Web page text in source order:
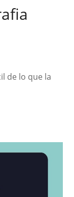
de lo que la